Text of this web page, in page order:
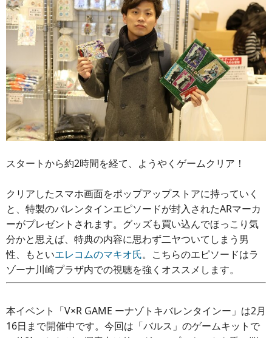
スタートから約2時間を経て、ようやくゲームクリア！
クリアしたスマホ画面をポップアップストアに持っていく
と、特製のバレンタインエピソードが封入されたARマーカ
ーがプレゼントされます。グッズも買い込んでほっこり気
分かと思えば、特典の内容に思わず二ヤついてしまう男
性、もといエレコムのマキオ氏。こちらのエピソードはラ
ゾーナ川崎プラザ内での視聴を強くオススメします。
本イベント「V×R GAME ーナゾトキバレンタインー」は2月
16日まで開催中です。今回は「バルス」のゲームキットで